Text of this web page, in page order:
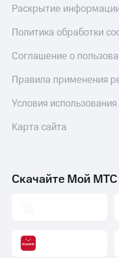
Раскрытие
Политика обработки
Соглашение о
Правила применения
Условия
Карта сайта
Скачайте Мой МТС